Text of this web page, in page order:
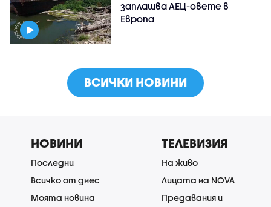
заплашва АЕЦ-овете в
Европа
ВСИЧКИ НОВИНИ
НОВИНИ
Последни
Всичко от днес
Моята новина
ТЕЛЕВИЗИЯ
На живо
Лицата на NOVA
Предавания и